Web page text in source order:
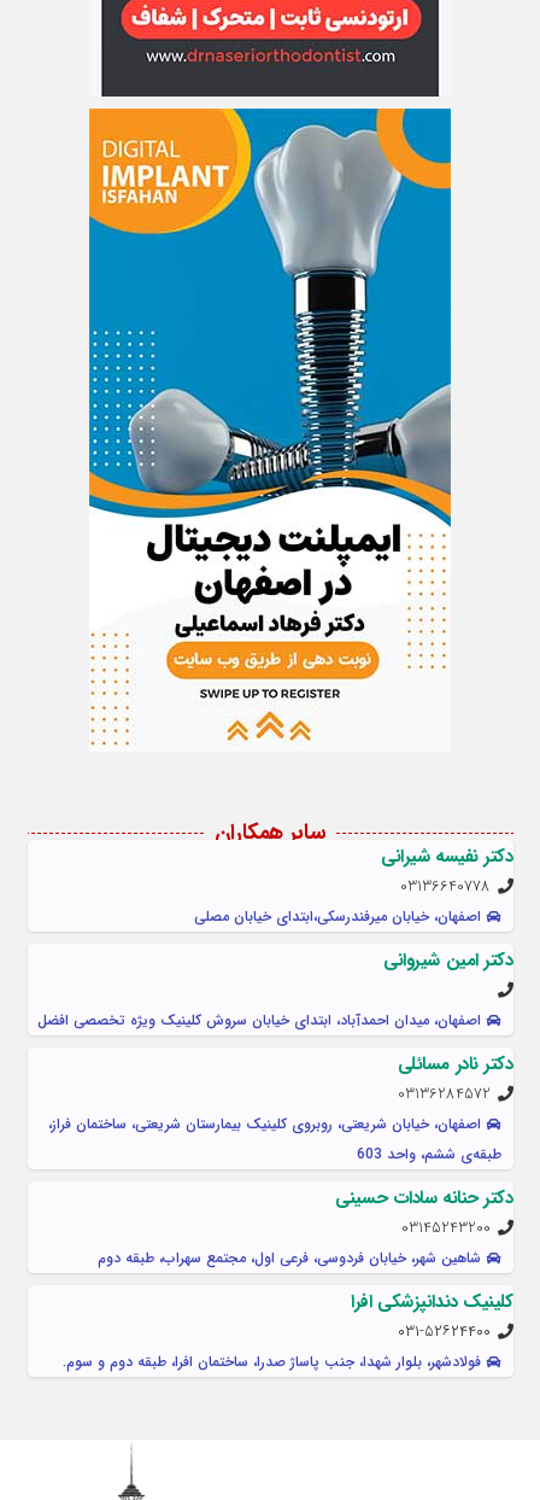
سایر همکاران
دکتر نفیسه شیرانی
03136640778
اصفهان، خیابان میرفندرسکی،ابتدای خیابان مصلی
دکتر امین شیروانی
اصفهان، میدان احمدآباد، ابتدای خیابان سروش کلینیک ویژه تخصصی افضل
دکتر نادر مسائلی
03136284572
اصفهان، خیابان شریعتی، روبروی کلینیک بیمارستان شریعتی، ساختمان فراز،
طبقه‌ی ششم، واحد 603
دکتر حنانه سادات حسینی
03145243200
شاهین شهر، خیابان فردوسی، فرعی اول، مجتمع سهراب، طبقه دوم
کلینیک دندانپزشکی افرا
۰۳۱-۵۲۶۲۴۴۰۰
فولادشهر، بلوار شهدا، جنب پاساژ صدرا، ساختمان افرا، طبقه دوم و سوم.